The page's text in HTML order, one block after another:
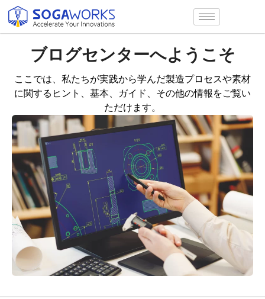
ブログセンターへようこそ
ここでは、私たちが実践から学んだ製造プロセスや素材
に関するヒント、基本、ガイド、その他の情報をご覧い
ただけます。